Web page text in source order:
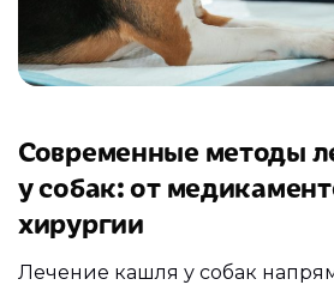
Современные методы
у собак: от
хирургии
Лечение кашля у собак